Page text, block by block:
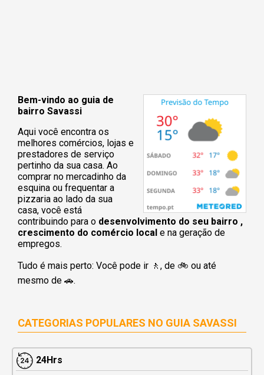
Bem-vindo ao guia de
bairro Savassi
Aqui você encontra os
melhores comércios, lojas e
prestadores de serviço
pertinho da sua casa. Ao
comprar no mercadinho da
esquina ou frequentar a
pizzaria ao lado da sua
casa, você está
contribuindo para o desenvolvimento do seu bairro ,
crescimento do comércio local e na geração de
empregos.
Tudo é mais perto: Você pode ir 🚶‍, de 🚲 ou até
mesmo de 🚗.
CATEGORIAS POPULARES NO GUIA SAVASSI
24Hrs